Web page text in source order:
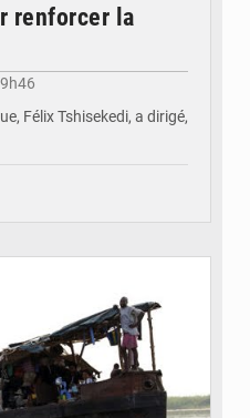
renforcer la
Félix Tshisekedi, a dirigé,